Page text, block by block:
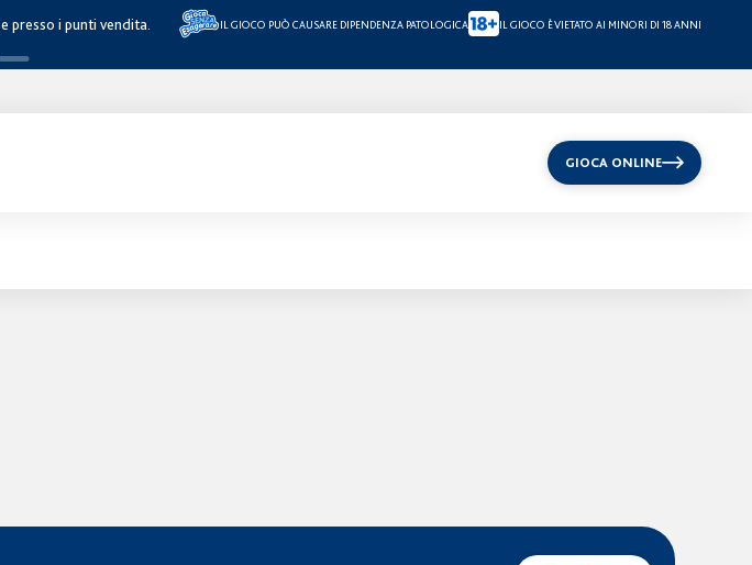
e presso i punti vendita. IL GIOCO PUÒ CAUSARE DIPENDENZA PATOLOGICA IL GIOCO È VIETATO AI MINORI DI 18 ANNI
GIOCA ONLINE